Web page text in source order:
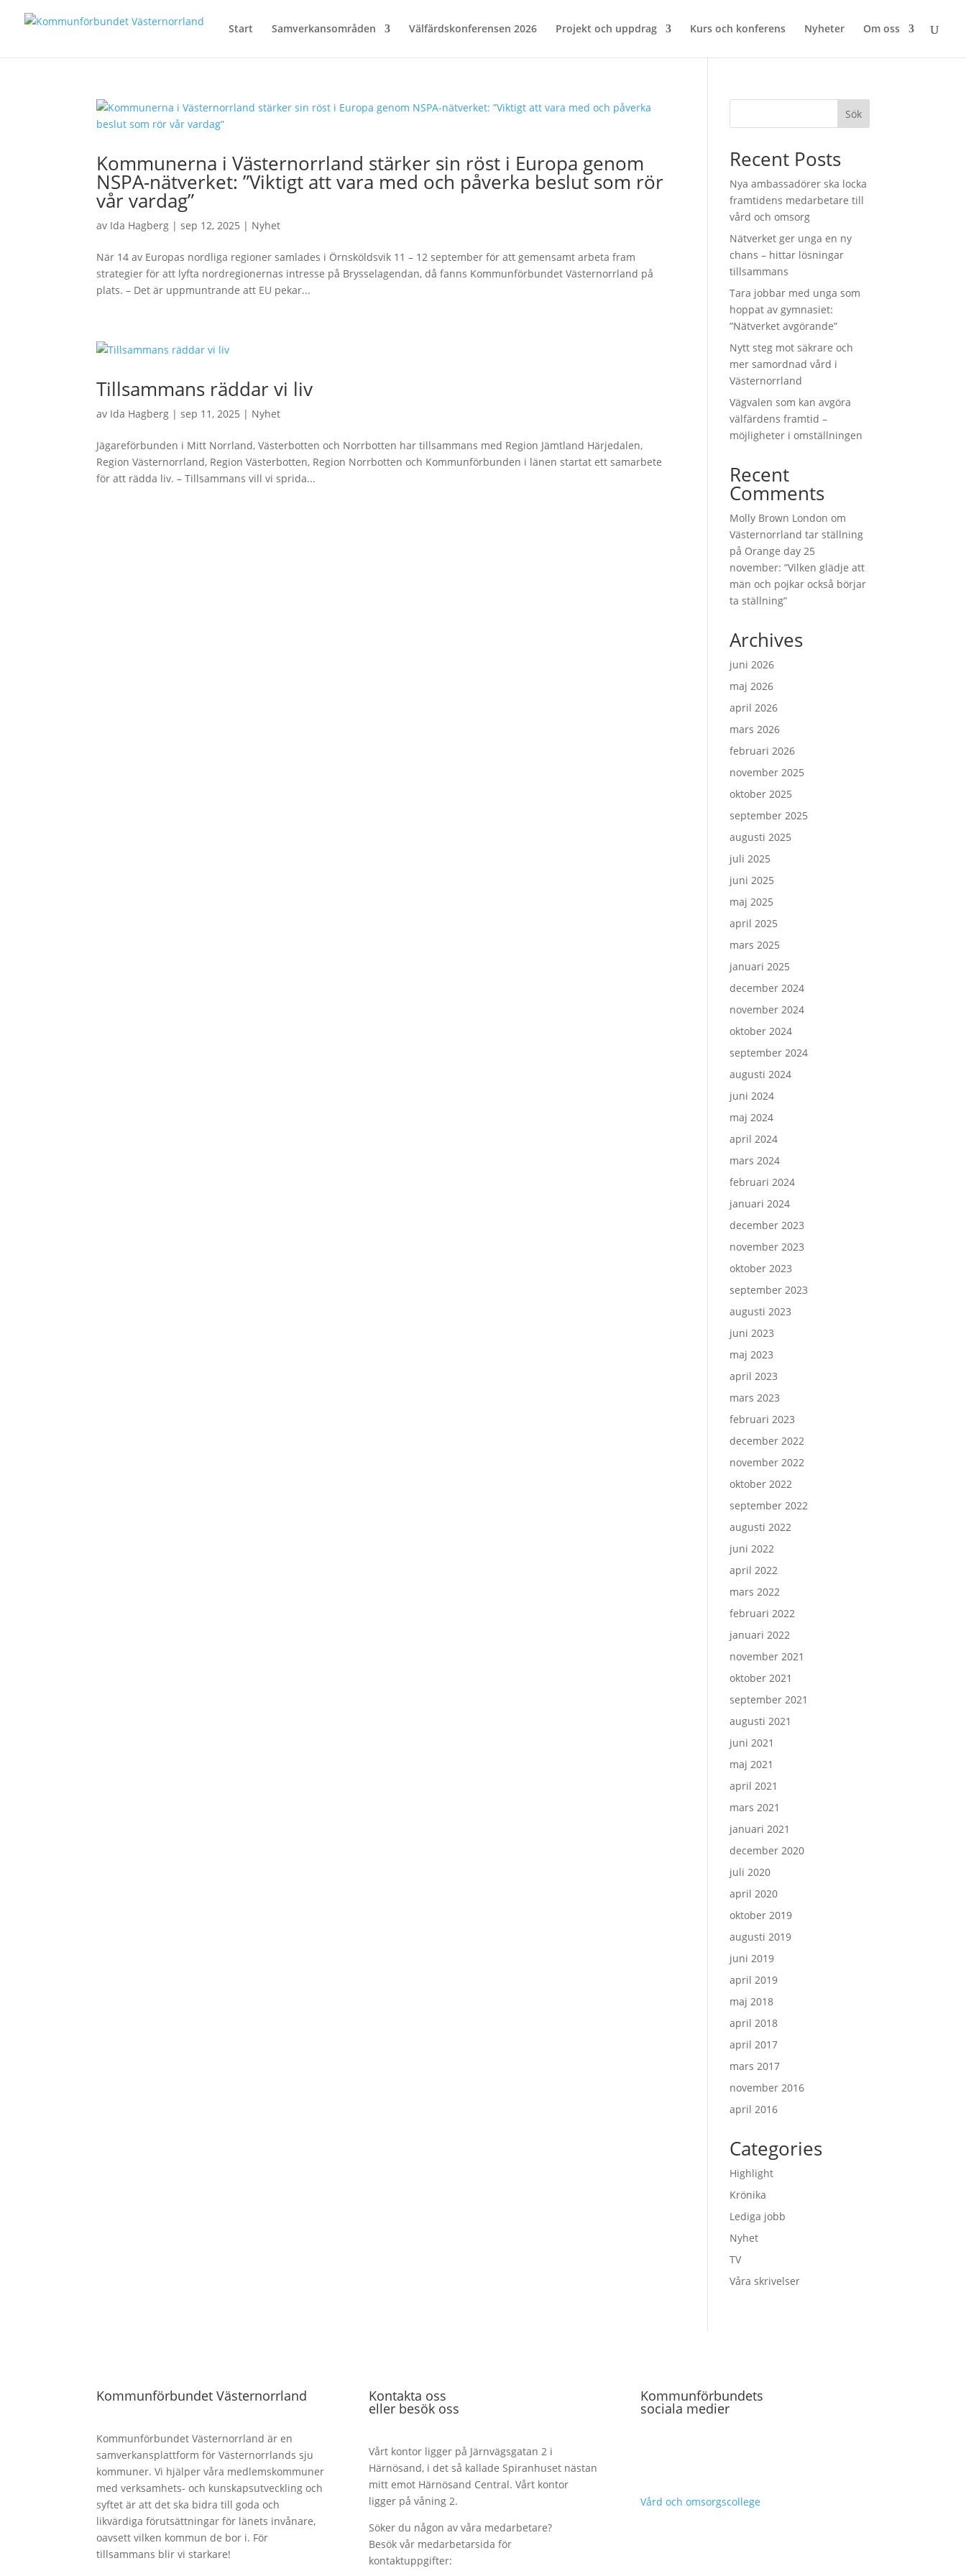
Start Samverkansområden Välfärdskonferensen 2026 Projekt och uppdrag Kurs och konferens Nyheter Om oss
Kommunerna i Västernorrland stärker sin röst i Europa genom
NSPA-nätverket: ”Viktigt att vara med och påverka beslut som rör
vår vardag”
av Ida Hagberg |sep 12, 2025 | Nyhet
När 14 av Europas nordliga regioner samlades i Örnsköldsvik 11 – 12 september för att gemensamt arbeta fram
strategier för att lyfta nordregionernas intresse på Brysselagendan, då fanns Kommunförbundet Västernorrland på
plats. – Det är uppmuntrande att EU pekar...
Tillsammans räddar vi liv
av Ida Hagberg |sep 11, 2025 | Nyhet
Jägareförbunden i Mitt Norrland, Västerbotten och Norrbotten har tillsammans med Region Jämtland Härjedalen,
Region Västernorrland, Region Västerbotten, Region Norrbotten och Kommunförbunden i länen startat ett samarbete
för att rädda liv. – Tillsammans vill vi sprida...
Sök
Recent Posts
Nya ambassadörer ska locka
framtidens medarbetare till
vård och omsorg
Nätverket ger unga en ny
chans – hittar lösningar
tillsammans
Tara jobbar med unga som
hoppat av gymnasiet:
”Nätverket avgörande”
Nytt steg mot säkrare och
mer samordnad vård i
Västernorrland
Vägvalen som kan avgöra
välfärdens framtid –
möjligheter i omställningen
Recent
Comments
Molly Brown London om
Västernorrland tar ställning
på Orange day 25
november: ”Vilken glädje att
män och pojkar också börjar
ta ställning”
Archives
juni 2026
maj 2026
april 2026
mars 2026
februari 2026
november 2025
oktober 2025
september 2025
augusti 2025
juli 2025
juni 2025
maj 2025
april 2025
mars 2025
januari 2025
december 2024
november 2024
oktober 2024
september 2024
augusti 2024
juni 2024
maj 2024
april 2024
mars 2024
februari 2024
januari 2024
december 2023
november 2023
oktober 2023
september 2023
augusti 2023
juni 2023
maj 2023
april 2023
mars 2023
februari 2023
december 2022
november 2022
oktober 2022
september 2022
augusti 2022
juni 2022
april 2022
mars 2022
februari 2022
januari 2022
november 2021
oktober 2021
september 2021
augusti 2021
juni 2021
maj 2021
april 2021
mars 2021
januari 2021
december 2020
juli 2020
april 2020
oktober 2019
augusti 2019
juni 2019
april 2019
maj 2018
april 2018
april 2017
mars 2017
november 2016
april 2016
Categories
Highlight
Krönika
Lediga jobb
Nyhet
TV
Våra skrivelser
Kommunförbundet Västernorrland
Kommunförbundet Västernorrland är en
samverkansplattform för Västernorrlands sju
kommuner. Vi hjälper våra medlemskommuner
med verksamhets- och kunskapsutveckling och
syftet är att det ska bidra till goda och
likvärdiga förutsättningar för länets invånare,
oavsett vilken kommun de bor i. För
tillsammans blir vi starkare!
Kontakta oss
eller besök oss
Vårt kontor ligger på Järnvägsgatan 2 i
Härnösand, i det så kallade Spiranhuset nästan
mitt emot Härnösand Central. Vårt kontor
ligger på våning 2.
Söker du någon av våra medarbetare?
Besök vår medarbetarsida för
kontaktuppgifter:
Kommunförbundets
sociala medier
Vård och omsorgscollege